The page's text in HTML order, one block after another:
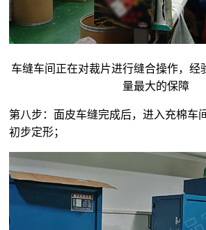
车缝车间正在对裁片进行缝合操作，经
量最大的保障
第八步：面皮车缝完成后，进入充棉车
初步定形；